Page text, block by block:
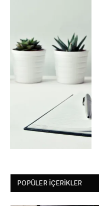
POPÜLER İÇERIKLER